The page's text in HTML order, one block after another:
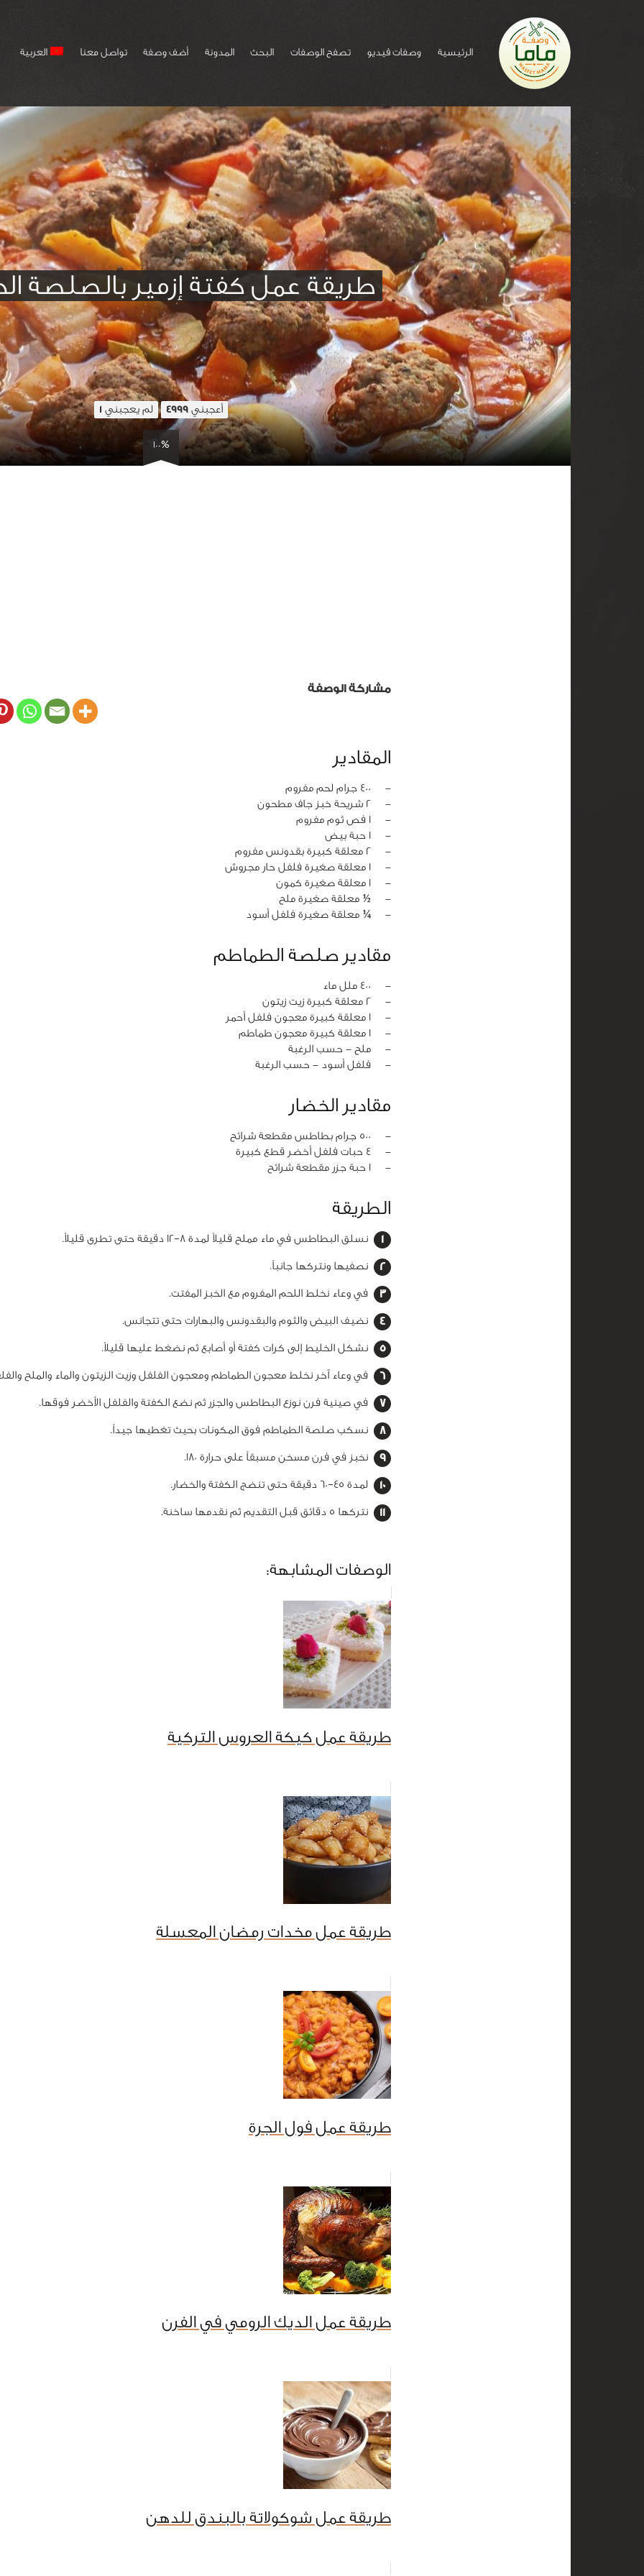
الرئيسية وصفات فيديو تصفح الوصفات البحث المدونة أضف وصفة تواصل معنا العربية
طريقة عمل كفتة إزمير بالصلصة
أعجبني 4999 لم يعجبني 1
100%
مشاركة الوصفة
المقادير
‏-
400 جرام لحم مفروم
‏-
2 شريحة خبز جاف مطحون
‏-
1 فص ثوم مفروم
‏-
1 حبة بيض
‏-
2 معلقة كبيرة بقدونس مفروم
‏-
1 معلقة صغيرة فلفل حار مجروش
‏-
1 معلقة صغيرة كمون
‏-
½ معلقة صغيرة ملح
‏-
¼ معلقة صغيرة فلفل أسود
مقادير صلصة الطماطم
‏-
400 ملل ماء
‏-
2 معلقة كبيرة زيت زيتون
‏-
1 معلقة كبيرة معجون فلفل أحمر
‏-
1 معلقة كبيرة معجون طماطم
‏-
ملح - حسب الرغبة
‏-
فلفل أسود - حسب الرغبة
مقادير الخضار
‏-
500 جرام بطاطس مقطعة شرائح
‏-
4 حبات فلفل أخضر قطع كبيرة
‏-
1 حبة جزر مقطعة شرائح
الطريقة
نسلق البطاطس في ماء مملح قليلاً لمدة 8–12 دقيقة حتى تطرى قليلاً.
نصفيها ونتركها جانباً.
في وعاء نخلط اللحم المفروم مع الخبز المفتت.
نضيف البيض والثوم والبقدونس والبهارات حتى تتجانس.
نشكل الخليط إلى كرات كفتة أو أصابع ثم نضغط عليها قليلاً.
في وعاء آخر نخلط معجون الطماطم ومعجون الفلفل وزيت الزيتون والماء والملح
في صينية فرن نوزع البطاطس والجزر ثم نضع الكفتة والفلفل الأخضر فوقها.
نسكب صلصة الطماطم فوق المكونات بحيث تغطيها جيداً.
نخبز في فرن مسخن مسبقاً على حرارة 180.
لمدة 45–60 دقيقة حتى تنضج الكفتة والخضار.
نتركها 5 دقائق قبل التقديم ثم نقدمها ساخنة.
الوصفات المشابهة:
طريقة عمل كيكة العروس التركية
طريقة عمل مخدات رمضان المعسلة
طريقة عمل فول الجرة
طريقة عمل الديك الرومي في الفرن
طريقة عمل شوكولاتة بالبندق للدهن